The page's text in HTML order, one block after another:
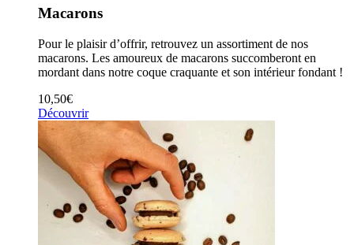
Macarons
Pour le plaisir d’offrir, retrouvez un assortiment de nos
macarons. Les amoureux de macarons succomberont en
mordant dans notre coque craquante et son intérieur fondant !
10,50€
Découvrir